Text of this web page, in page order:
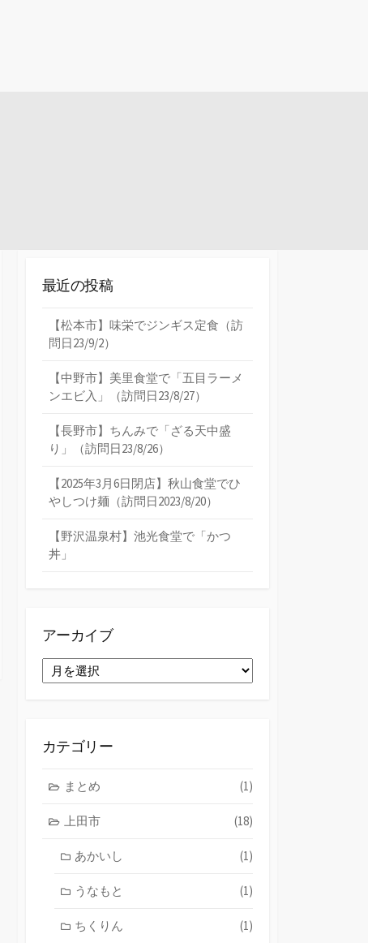
最近の投稿
【松本市】味栄でジンギス定食（訪
問日23/9/2）
【中野市】美里食堂で「五目ラーメ
ンエビ入」（訪問日23/8/27）
【長野市】ちんみで「ざる天中盛
り」（訪問日23/8/26）
【2025年3月6日閉店】秋山食堂でひ
やしつけ麺（訪問日2023/8/20）
【野沢温泉村】池光食堂で「かつ
丼」
アーカイブ
ー
カテゴリー
まとめ (1)
上田市 (18)
あかいし (1)
うなもと (1)
ちくりん (1)